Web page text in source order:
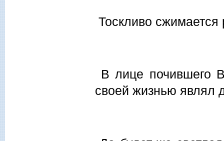
Тоскливо сжимается
В лице почившего
своей жизнью являл